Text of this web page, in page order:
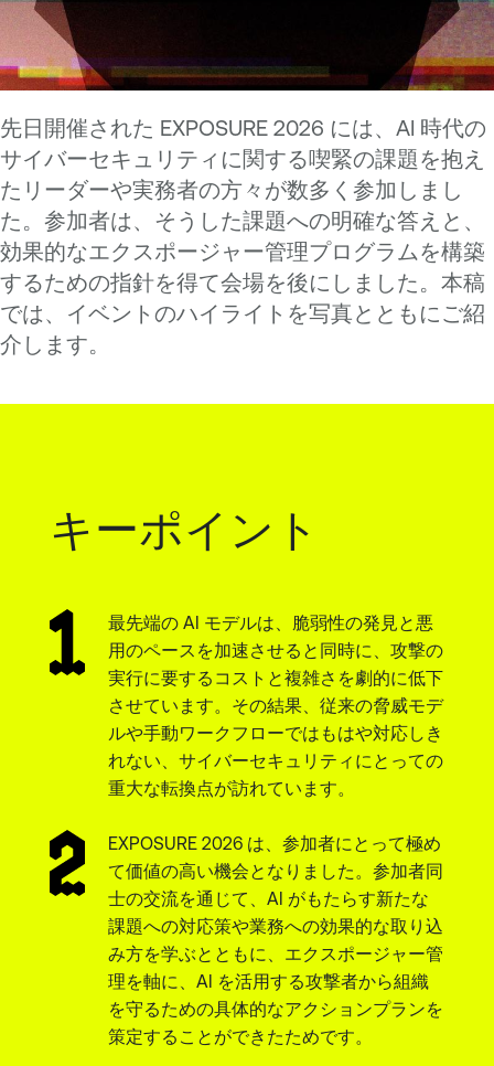
先日開催された EXPOSURE 2026 には、AI 時代の
サイバーセキュリティに関する喫緊の課題を抱え
たリーダーや実務者の方々が数多く参加しまし
た。参加者は、そうした課題への明確な答えと、
効果的なエクスポージャー管理プログラムを構築
するための指針を得て会場を後にしました。本稿
では、イベントのハイライトを写真とともにご紹
介します。
キーポイント
最先端の AI モデルは、脆弱性の発見と悪
用のペースを加速させると同時に、攻撃の
実行に要するコストと複雑さを劇的に低下
させています。その結果、従来の脅威モデ
ルや手動ワークフローではもはや対応しき
れない、サイバーセキュリティにとっての
重大な転換点が訪れています。
EXPOSURE 2026 は、参加者にとって極め
て価値の高い機会となりました。参加者同
士の交流を通じて、AI がもたらす新たな
課題への対応策や業務への効果的な取り込
み方を学ぶとともに、エクスポージャー管
理を軸に、AI を活用する攻撃者から組織
を守るための具体的なアクションプランを
策定することができたためです。